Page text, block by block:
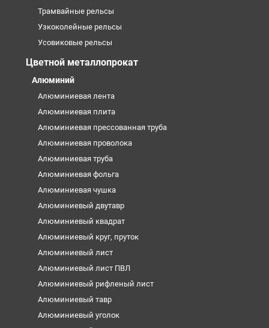
Трамвайные рельсы
Узкоколейные рельсы
Усовиковые рельсы
Цветной металлопрокат
Алюминий
Алюминиевая лента
Алюминиевая плита
Алюминиевая прессованная труба
Алюминиевая проволока
Алюминиевая труба
Алюминиевая фольга
Алюминиевая чушка
Алюминиевый двутавр
Алюминиевый квадрат
Алюминиевый круг, пруток
Алюминиевый лист
Алюминиевый лист ПВЛ
Алюминиевый рифленый лист
Алюминиевый тавр
Алюминиевый уголок